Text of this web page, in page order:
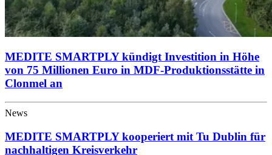
MEDITE SMARTPLY kündigt Investition in Höhe
von 75 Millionen Euro in MDF-Produktionsstätte in
Clonmel an
News
MEDITE SMARTPLY kooperiert mit Tu Dublin für
nachhaltigen Kreisverkehr